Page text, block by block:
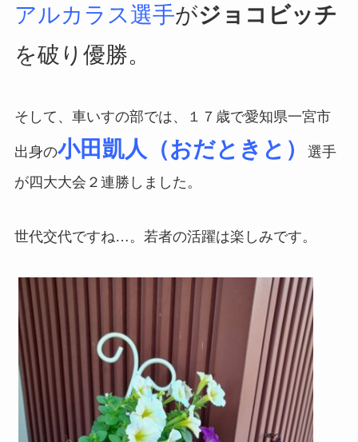
アルカラス選手がジョコビッチ
を破り優勝。
そして、車いすの部では、１７歳で愛知県一宮市
出身の小田凱人（おだときと）
選手
が四大大会２連勝しました。
世代交代ですね…。若者の活躍は楽しみです。